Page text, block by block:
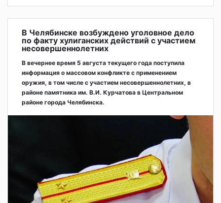
В Челябинске возбуждено уголовное дело
по факту хулиганских действий с участием
несовершеннолетних
В вечернее время 5 августа текущего года поступила
информация о массовом конфликте с применением
оружия, в том числе с участием несовершеннолетних, в
районе памятника им. В.И. Курчатова в Центральном
районе города Челябинска.